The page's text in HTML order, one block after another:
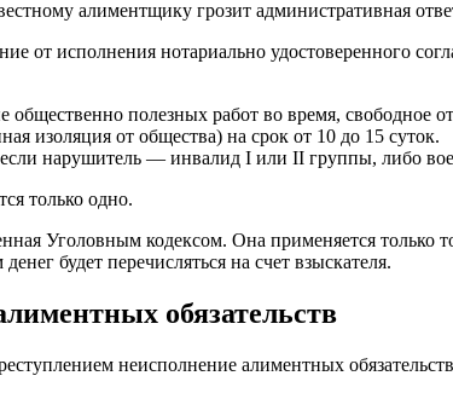
алиментщику грозит административная
от исполнения нотариально удостоверенного
полезных работ во время, свободное
изоляция от общества) на срок от 10 до 15 суток.
нарушитель — инвалид I или II группы, либо
только одно.
Уголовным кодексом. Она применяется только
будет перечисляться на счет взыскателя.
обязательств
неисполнение алиментных обязательств